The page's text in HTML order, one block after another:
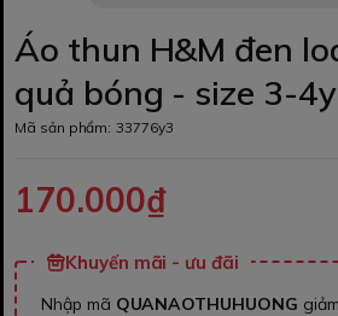
Áo thun H&M đen
quả bóng - size 3-4y
Mã sản phẩm: 33776y3
170.000₫
Khuyến mãi - ưu đãi
Nhập mã QUANAOTHUHUONG giảm